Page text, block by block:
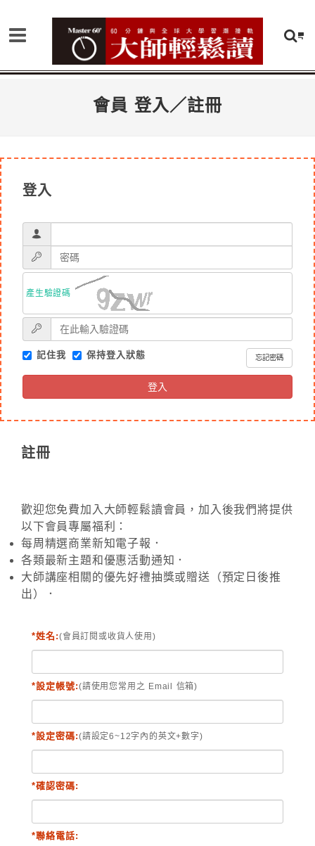
會員 登入／註冊
登入
產生驗證碼
記住我 保持登入狀態 忘記密碼
登入
註冊
歡迎您免費加入大師輕鬆讀會員，加入後我們將提供
以下會員專屬福利：
每周精選商業新知電子報．
各類最新主題和優惠活動通知．
大師講座相關的優先好禮抽獎或贈送（預定日後推
出）．
*姓名:(會員訂閱或收貨人使用)
*設定帳號:(請使用您常用之 Email 信箱)
*設定密碼:(請設定6~12字內的英文+數字)
*確認密碼:
*聯絡電話: